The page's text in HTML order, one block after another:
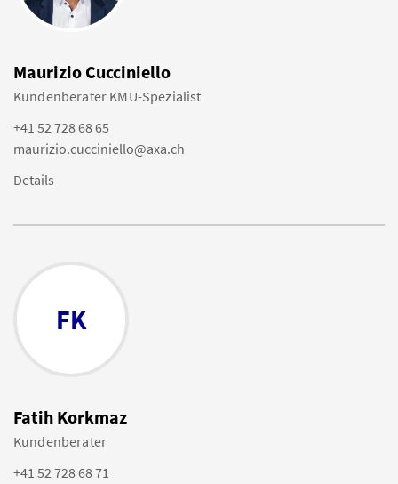
Maurizio Cucciniello
Kundenberater KMU-Spezialist
+41 52 728 68 65
maurizio.cucciniello@axa.ch
Details
FK
Fatih Korkmaz
Kundenberater
+41 52 728 68 71